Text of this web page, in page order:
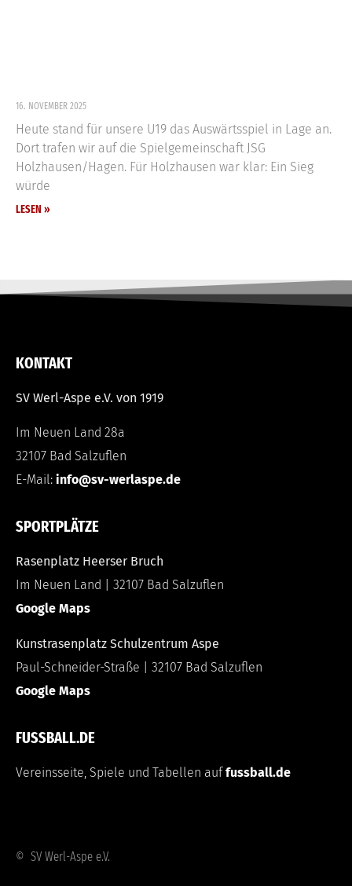
16. NOVEMBER 2025
Heute stand für unsere U19 das Auswärtsspiel in Lage an.
Dort trafen wir auf die Spielgemeinschaft JSG
Holzhausen/Hagen. Für Holzhausen war klar: Ein Sieg
würde
LESEN »
KONTAKT
SV Werl-Aspe e.V. von 1919
Im Neuen Land 28a
32107 Bad Salzuflen
E-Mail: info@sv-werlaspe.de
SPORTPLÄTZE
Rasenplatz Heerser Bruch
Im Neuen Land | 32107 Bad Salzuflen
Google Maps
Kunstrasenplatz Schulzentrum Aspe
Paul-Schneider-Straße | 32107 Bad Salzuflen
Google Maps
FUSSBALL.DE
Vereinsseite, Spiele und Tabellen auffussball.de
© SV Werl-Aspe e.V.